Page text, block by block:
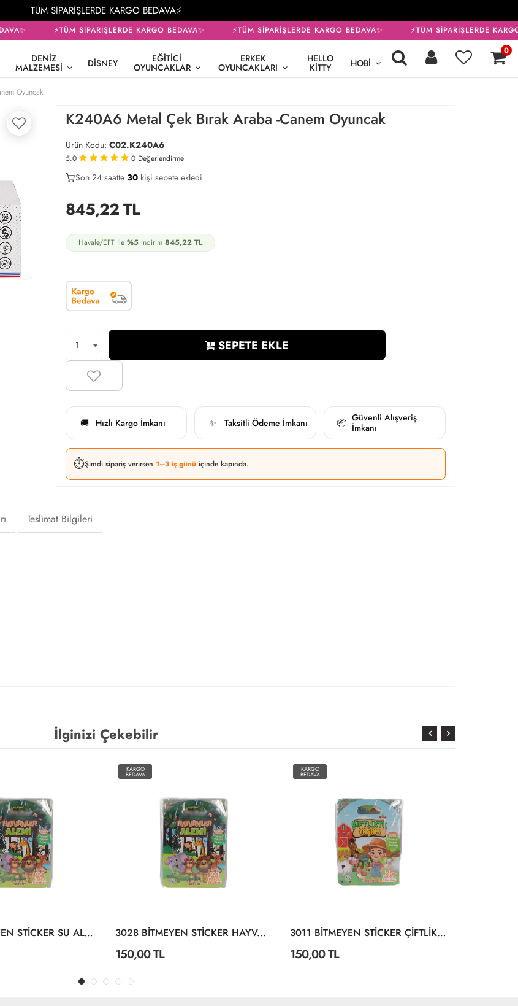
TÜM SİPARİŞLERDE KARGO BEDAVA⚡
⚡TÜM SİPARİŞLERDE KARGO BEDAVA✨ ⚡TÜM SİPARİŞLERDE KARGO BEDAVA✨ ⚡TÜM SİPARİŞLERDE KARGO
DENIZ
MALZEMESI DISNEY EĞITICI
OYUNCAKLAR
ERKEK
OYUNCAKLARI
HELLO
KITTY HOBI
0
Oyuncak
K240A6 Metal Çek Bırak Araba -Canem Oyuncak
Ürün Kodu: C02.K240A6
5.0 0 Değerlendirme
20
Son 24 saatte 30kişi sepete ekledi
8
845,22TL
Havale/EFT ile %5İndirim 845,22TL
SEPETE EKLE
🚚 Hızlı Kargo İmkanı ✨ Taksitli Ödeme İmkanı 📦 Güvenli Alışveriş
İmkanı
⏱️Şimdi sipariş verirsen 1–3 iş günü içinde kapında.
Teslimat Bilgileri
İlginizi Çekebilir
3004 BİTMEYEN STİCKER SU ALTI DÜNYASI
KARGO
BEDAVA
3028 BİTMEYEN STİCKER HAYVANLAR ALEMİ
150,00 TL
KARGO
BEDAVA
3011 BİTMEYEN STİCKER ÇİFTLİKTE YAŞAM
150,00 TL